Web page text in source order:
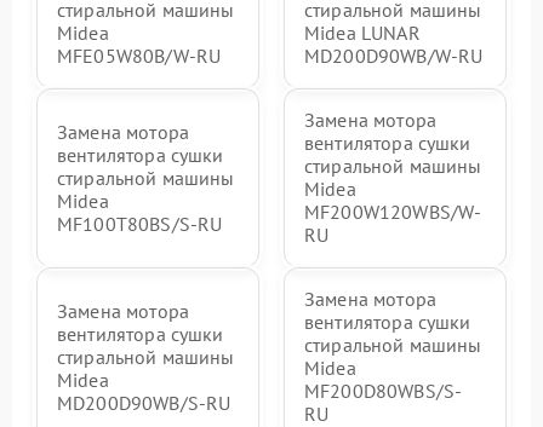
стиральной машины
Midea
MFE05W80B/W-RU
стиральной машины
Midea LUNAR
MD200D90WB/W-RU
Замена мотора
вентилятора сушки
стиральной машины
Midea
MF100T80BS/S-RU
Замена мотора
вентилятора сушки
стиральной машины
Midea
MF200W120WBS/W-
RU
Замена мотора
вентилятора сушки
стиральной машины
Midea
MD200D90WB/S-RU
Замена мотора
вентилятора сушки
стиральной машины
Midea
MF200D80WBS/S-
RU